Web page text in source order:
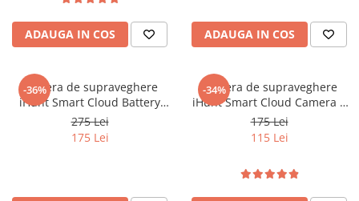
Oală sub Presiune
Slow Cooker
Gătit cu Aburi
Storcător
Deshidratoare
ADAUGA IN COS ADAUGA IN COS
-36%
Camera de supraveghere
iHunt Smart Cloud Battery
Camera 9 PRO
275 Lei
175 Lei
-34%
Camera de supraveghere
iHunt Smart Cloud Camera 6
PTZ PRO
175 Lei
115 Lei